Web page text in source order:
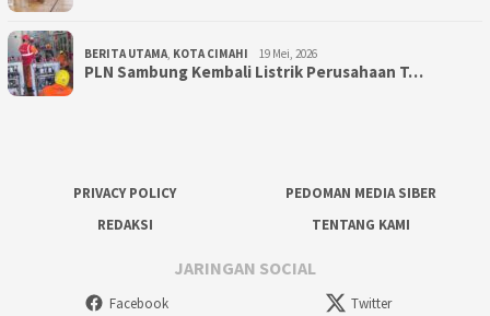
BERITA UTAMA, KOTA CIMAHI 19 Mei, 2026
PLN Sambung Kembali Listrik Perusahaan T…
PRIVACY POLICY
PEDOMAN MEDIA SIBER
REDAKSI
TENTANG KAMI
JARINGAN SOCIAL
Facebook Twitter